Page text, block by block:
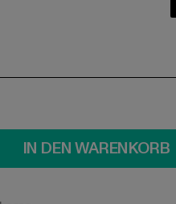
IN DEN WARENKORB